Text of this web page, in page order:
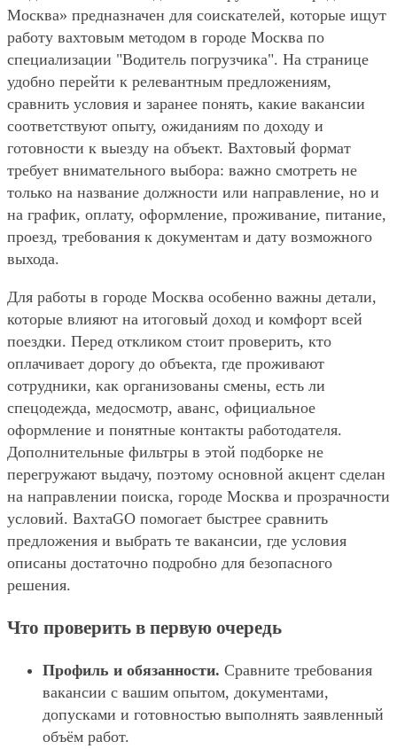
Москва» предназначен для соискателей, которые ищут
работу вахтовым методом в городе Москва по
специализации "Водитель погрузчика". На странице
удобно перейти к релевантным предложениям,
сравнить условия и заранее понять, какие вакансии
соответствуют опыту, ожиданиям по доходу и
готовности к выезду на объект. Вахтовый формат
требует внимательного выбора: важно смотреть не
только на название должности или направление, но и
на график, оплату, оформление, проживание, питание,
проезд, требования к документам и дату возможного
выхода.
Для работы в городе Москва особенно важны детали,
которые влияют на итоговый доход и комфорт всей
поездки. Перед откликом стоит проверить, кто
оплачивает дорогу до объекта, где проживают
сотрудники, как организованы смены, есть ли
спецодежда, медосмотр, аванс, официальное
оформление и понятные контакты работодателя.
Дополнительные фильтры в этой подборке не
перегружают выдачу, поэтому основной акцент сделан
на направлении поиска, городе Москва и прозрачности
условий. ВахтаGO помогает быстрее сравнить
предложения и выбрать те вакансии, где условия
описаны достаточно подробно для безопасного
решения.
Что проверить в первую очередь
Профиль и обязанности. Сравните требования
вакансии с вашим опытом, документами,
допусками и готовностью выполнять заявленный
объём работ.